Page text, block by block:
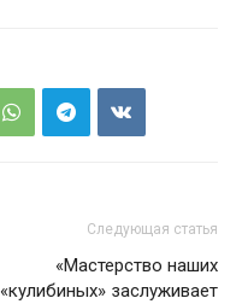
Следующая статья
«Мастерство наших
«кулибиных» заслуживает